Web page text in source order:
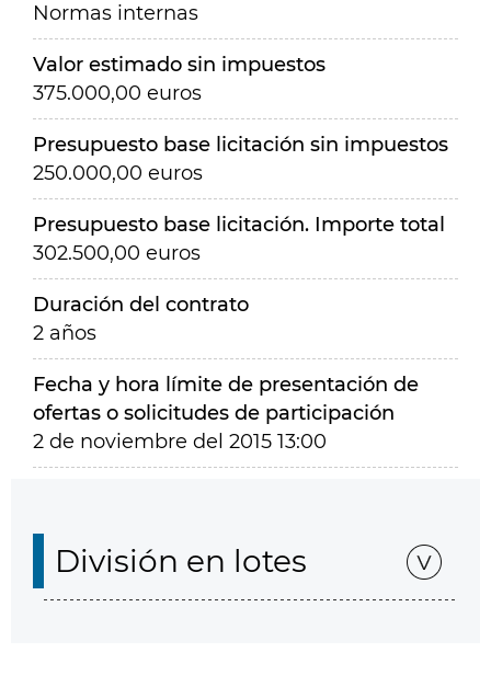
Normas internas
Valor estimado sin impuestos
375.000,00 euros
Presupuesto base licitación sin impuestos
250.000,00 euros
Presupuesto base licitación. Importe total
302.500,00 euros
Duración del contrato
2 años
Fecha y hora límite de presentación de
ofertas o solicitudes de participación
2 de noviembre del 2015 13:00
División en lotes